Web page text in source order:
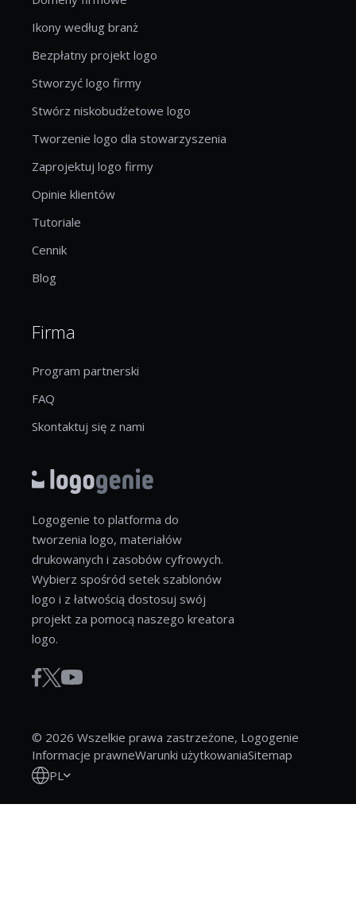
Ikony według branż
Bezpłatny projekt logo
Stworzyć logo firmy
Stwórz niskobudżetowe logo
Tworzenie logo dla stowarzyszenia
Zaprojektuj logo firmy
Opinie klientów
Tutoriale
Cennik
Blog
Firma
Program partnerski
FAQ
Skontaktuj się z nami
Logogenie to platforma do
tworzenia logo, materiałów
drukowanych i zasobów cyfrowych.
Wybierz spośród setek szablonów
logo i z łatwością dostosuj swój
projekt za pomocą naszego kreatora
logo.
© 2026 Wszelkie prawa zastrzeżone, Logogenie
Informacje prawneWarunki użytkowaniaSitemap
PL